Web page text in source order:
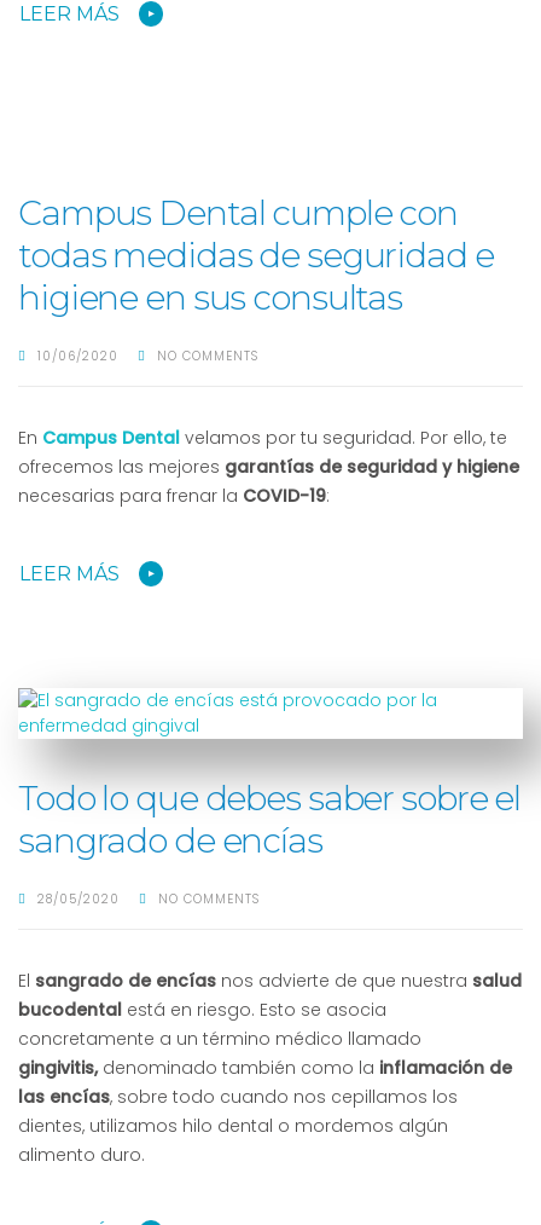
LEER MÁS
Campus Dental cumple con
todas medidas de seguridad e
higiene en sus consultas
10/06/2020 NO COMMENTS
En Campus Dental velamos por tu seguridad. Por ello, te
ofrecemos las mejores garantías de seguridad y higiene
necesarias para frenar la COVID-19:
LEER MÁS
Todo lo que debes saber sobre el
sangrado de encías
28/05/2020 NO COMMENTS
El sangrado de encías nos advierte de que nuestra salud
bucodental está en riesgo. Esto se asocia
concretamente a un término médico llamado
gingivitis,denominado también como la inflamación de
las encías, sobre todo cuando nos cepillamos los
dientes, utilizamos hilo dental o mordemos algún
alimento duro.